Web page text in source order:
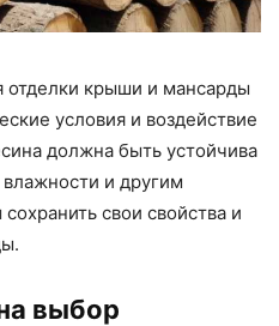
крыши и мансарды
условия и воздействие
должна быть устойчива
и другим
свои свойства и
выбор